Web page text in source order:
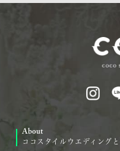
About
ココスタイルウエディングと